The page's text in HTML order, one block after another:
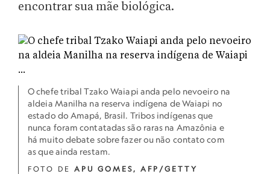
encontrar sua mãe biológica.
O chefe tribal Tzako Waiapi anda pelo nevoeiro na
aldeia Manilha na reserva indígena de Waiapi no
estado do Amapá, Brasil. Tribos indígenas que
nunca foram contatadas são raras na Amazônia e
há muito debate sobre fazer ou não contato com
as que ainda restam.
FOTO DE APU GOMES, AFP/GETTY